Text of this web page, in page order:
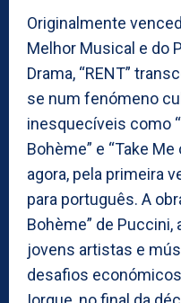
Originalmente
Melhor Musical e do
Drama, “RENT”
se num fenómeno
inesquecíveis como
Bohème” e “Take
agora, pela primeira
para português. A
Bohème” de
jovens artistas e
desafios